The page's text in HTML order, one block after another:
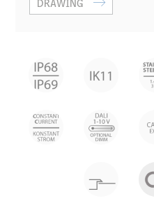
DRAWING